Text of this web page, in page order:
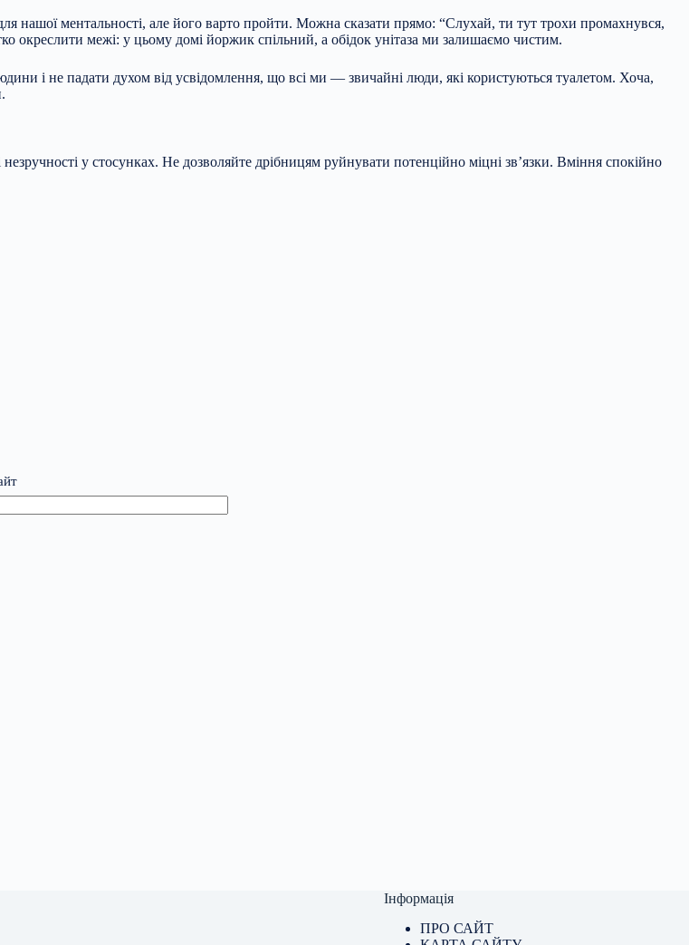
нашої ментальності, але його варто пройти. Можна сказати прямо: “Слухай, ти тут трохи промахнувся,
окреслити межі: у цьому домі йоржик спільний, а обідок унітаза ми залишаємо чистим.
і не падати духом від усвідомлення, що всі ми — звичайні люди, які користуються туалетом. Хоча,
у стосунках. Не дозволяйте дрібницям руйнувати потенційно міцні зв’язки. Вміння спокійно
Інформація
ПРО САЙТ